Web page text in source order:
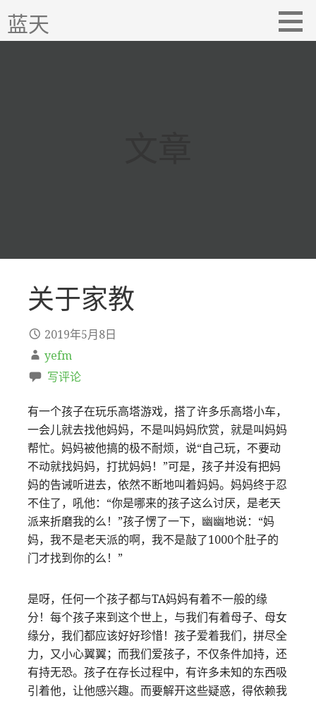
至
内
蓝天
关于家教
2019年5月8日
yefm
写评论
有一个孩子在玩乐高塔游戏，搭了许多乐高塔小车，
一会儿就去找他妈妈，不是叫妈妈欣赏，就是叫妈妈
帮忙。妈妈被他搞的极不耐烦，说“自己玩，不要动
不动就找妈妈，打扰妈妈！”可是，孩子并没有把妈
妈的告诫听进去，依然不断地叫着妈妈。妈妈终于忍
不住了，吼他：“你是哪来的孩子这么讨厌，是老天
派来折磨我的么！”孩子愣了一下，幽幽地说：“妈
妈，我不是老天派的啊，我不是敲了1000个肚子的
门才找到你的么！”
是呀，任何一个孩子都与TA妈妈有着不一般的缘
分！每个孩子来到这个世上，与我们有着母子、母女
缘分，我们都应该好好珍惜！孩子爱着我们，拼尽全
力，又小心翼翼；而我们爱孩子，不仅条件加持，还
有持无恐。孩子在存长过程中，有许多未知的东西吸
引着他，让他感兴趣。而要解开这些疑惑，得依赖我